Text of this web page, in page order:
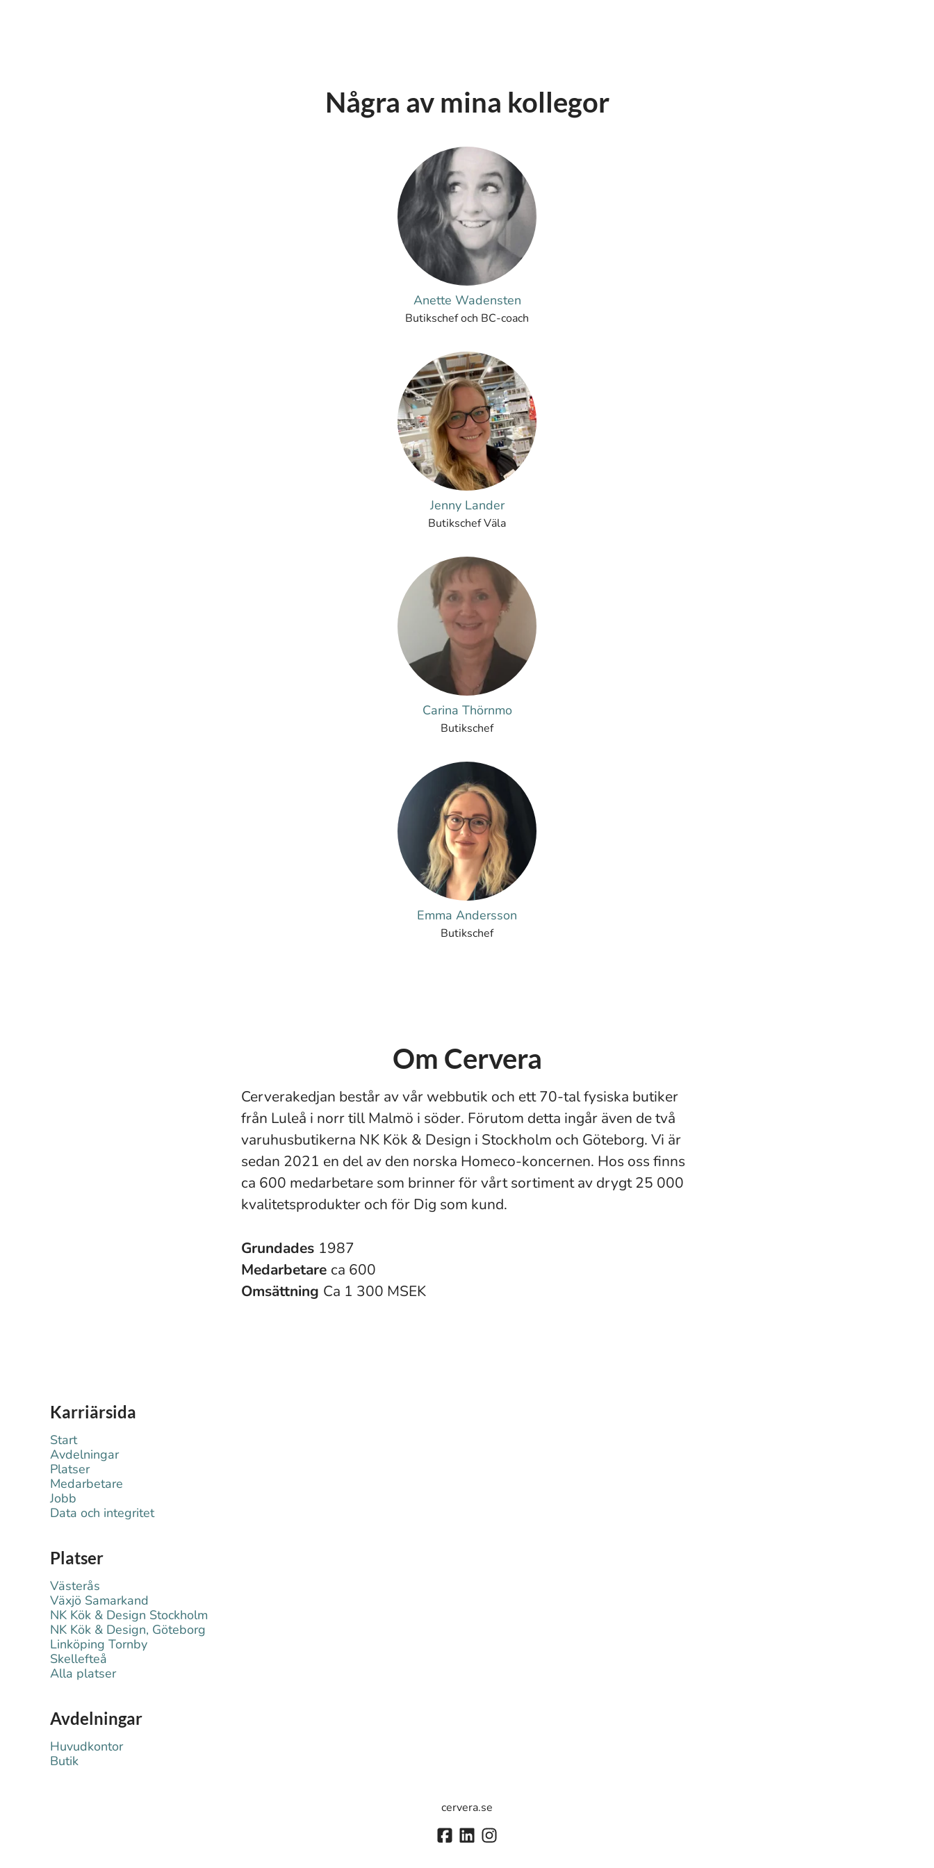
Några av mina kollegor
Anette Wadensten
Butikschef och BC-coach
Jenny Lander
Butikschef Väla
Carina Thörnmo
Butikschef
Emma Andersson
Butikschef
Om Cervera
Cerverakedjan består av vår webbutik och ett 70-tal fysiska butiker
från Luleå i norr till Malmö i söder. Förutom detta ingår även de två
varuhusbutikerna NK Kök & Design i Stockholm och Göteborg. Vi är
sedan 2021 en del av den norska Homeco-koncernen. Hos oss finns
ca 600 medarbetare som brinner för vårt sortiment av drygt 25 000
kvalitetsprodukter och för Dig som kund.
Grundades 1987
Medarbetare ca 600
Omsättning Ca 1 300 MSEK
Karriärsida
Start
Avdelningar
Platser
Medarbetare
Jobb
Data och integritet
Platser
Västerås
Växjö Samarkand
NK Kök & Design Stockholm
NK Kök & Design, Göteborg
Linköping Tornby
Skellefteå
Alla platser
Avdelningar
Huvudkontor
Butik
cervera.se